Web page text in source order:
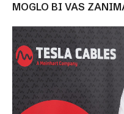
MOGLO BI VAS